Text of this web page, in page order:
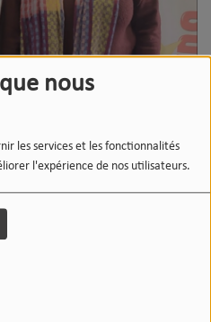
nous
les services et les fonctionnalités
l'expérience de nos utilisateurs.